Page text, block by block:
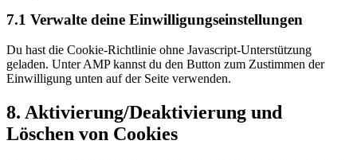
7.1 Verwalte deine Einwilligungseinstellungen
Du hast die Cookie-Richtlinie ohne Javascript-Unterstützung
geladen. Unter AMP kannst du den Button zum Zustimmen der
Einwilligung unten auf der Seite verwenden.
8. Aktivierung/Deaktivierung und
Löschen von Cookies